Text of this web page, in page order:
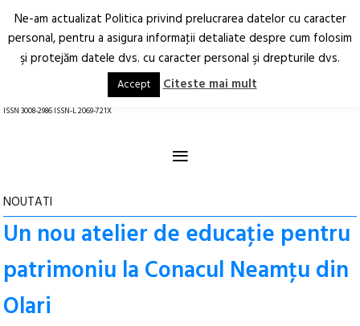
Arhitectură.
Oraș.
RO EN
ISSN 3008-2986 ISSN-L 2069-721X
≡
NOUTATI
Un nou atelier de educaţie pentru
patrimoniu la Conacul Neamţu din
Olari
Ne-am actualizat Politica privind prelucrarea datelor cu caracter
personal, pentru a asigura informaţii detaliate despre cum folosim
şi protejăm datele dvs. cu caracter personal şi drepturile dvs.
Accept Citeste mai mult